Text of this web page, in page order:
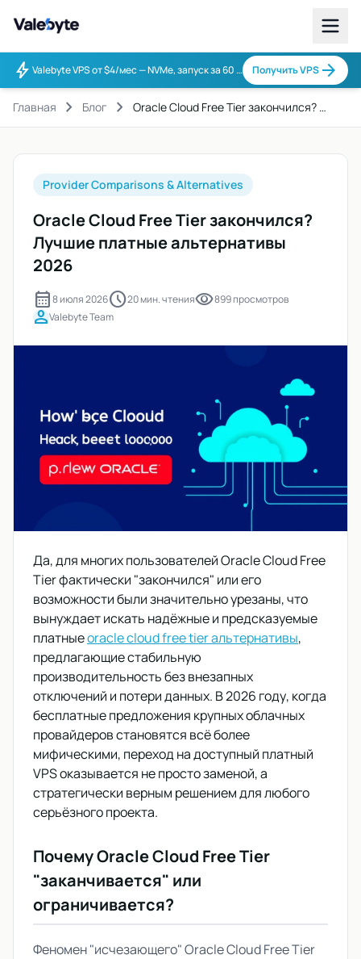
Valebyte
bolt Valebyte VPS от $4/мес — NVMe, запуск за 60 секунд. Получить VPS arrow_forward
Главная chevron_right Блог chevron_right Oracle Cloud Free Tier закончился? …
Provider Comparisons & Alternatives
Oracle Cloud Free Tier закончился?
Лучшие платные альтернативы
2026
calendar_month8 июля 2026schedule20 мин. чтенияvisibility899 просмотров
personValebyte Team
Да, для многих пользователей Oracle Cloud Free
Tier фактически "закончился" или его
возможности были значительно урезаны, что
вынуждает искать надёжные и предсказуемые
платныеoracle cloud free tier альтернативы,
предлагающие стабильную
производительность без внезапных
отключений и потери данных. В 2026 году, когда
бесплатные предложения крупных облачных
провайдеров становятся всё более
мифическими, переход на доступный платный
VPS оказывается не просто заменой, а
стратегически верным решением для любого
серьёзного проекта.
Почему Oracle Cloud Free Tier
"заканчивается" или
ограничивается?
Феномен "исчезающего" Oracle Cloud Free Tier